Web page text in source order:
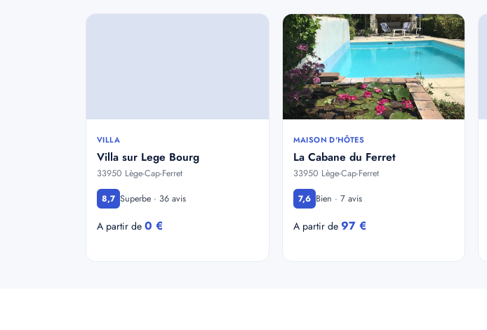
VILLA
Villa sur Lege Bourg
33950 Lège-Cap-Ferret
8,7 Superbe · 36 avis
A partir de 0 €
MAISON D'HÔTES
La Cabane du Ferret
33950 Lège-Cap-Ferret
7,6 Bien · 7 avis
A partir de 97 €